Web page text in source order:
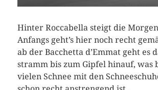
Hinter Roccabella steigt die
Anfangs geht’s hier noch recht
ab der Bacchetta d’Emmat geht es
stramm bis zum Gipfel hinauf, was
vielen Schnee mit den